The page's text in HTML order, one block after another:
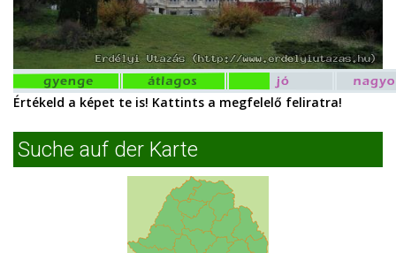
Értékeld a képet te is! Kattints a megfelelő feliratra!
Suche auf der Karte